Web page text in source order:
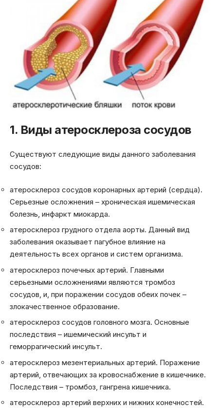
1. Виды атеросклероза сосудов
Существуют следующие виды данного заболевания
сосудов:
атеросклероз сосудов коронарных артерий (сердца).
Серьезные осложнения – хроническая ишемическая
болезнь, инфаркт миокарда.
атеросклероз грудного отдела аорты. Данный вид
заболевания оказывает пагубное влияние на
деятельность всех органов и систем организма.
атеросклероз почечных артерий. Главными
серьезными осложнениями являются тромбоз
сосудов, и, при поражении сосудов обеих почек –
злокачественное образование.
атеросклероз сосудов головного мозга. Основные
последствия – ишемический инсульт и
геморрагический инсульт.
атеросклероз мезентериальных артерий. Поражение
артерий, отвечающих за кровоснабжение в кишечнике.
Последствия – тромбоз, гангрена кишечника.
атеросклероз артерий верхних и нижних конечностей.